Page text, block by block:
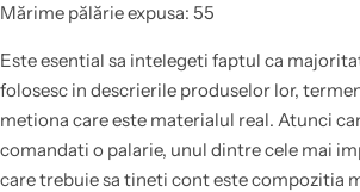
Mărime pălărie expusa: 55
Este esential sa intelegeti faptul ca
folosesc in descrierile produselor lor,
metiona care este materialul real. Atunci
comandati o palarie, unul dintre cele mai
care trebuie sa tineti cont este compozitia